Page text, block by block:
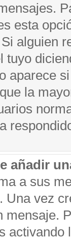
esta
alguien
tuyo
aparece
la
añadir
a sus
Una vez
mensaje.